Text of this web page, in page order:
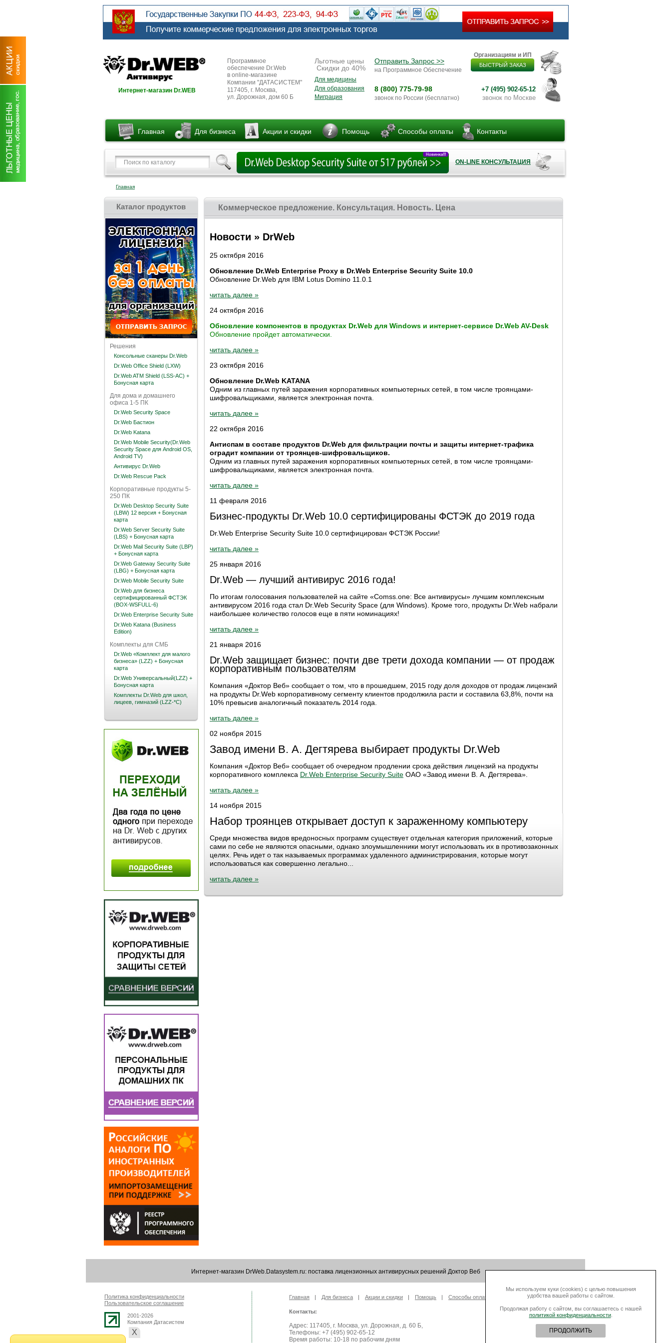
Интернет-магазин Dr.WEB
Программное
обеспечение Dr.Web
в online-магазине
Льготные цены
Скидки до 40%
Для медицины
Отправить Запрос >>
на Программное Обеспечение
Компании "ДАТАСИСТЕМ"
Для образования
117405, г. Москва,
Миграция
8 (800) 775-79-98
звонок по России (бесплатно)
ул. Дорожная, дом 60 Б
Организациям и ИП
БЫСТРЫЙ ЗАКАЗ
+7 (495) 902-65-12
звонок по Москве
Главная Для бизнеса Акции и скидки Помощь Способы оплаты Контакты
ON-LINE КОНСУЛЬТАЦИЯ
Главная
Каталог продуктов
Решения
Консольные сканеры Dr.Web
Dr.Web Office Shield (LXW)
Dr.Web ATM Shield (LSS-AC) +
Бонусная карта
Для дома и домашнего
офиса 1-5 ПК
Dr.Web Security Space
Dr.Web Бастион
Dr.Web Katana
Dr.Web Mobile Security(Dr.Web
Security Space для Android OS,
Android TV)
Антивирус Dr.Web
Dr.Web Rescue Pack
Корпоративные продукты 5-
250 ПК
Dr.Web Desktop Security Suite
(LBW) 12 версия + Бонусная
карта
Dr.Web Server Security Suite
(LBS) + Бонусная карта
Dr.Web Mail Security Suite (LBP)
+ Бонусная карта
Dr.Web Gateway Security Suite
(LBG) + Бонусная карта
Dr.Web Mobile Security Suite
Dr.Web для бизнеса
сертифицированный ФСТЭК
(BOX-WSFULL-6)
Dr.Web Enterprise Security Suite
Dr.Web Katana (Business
Edition)
Комплекты для СМБ
Dr.Web «Комплект для малого
бизнеса» (LZZ) + Бонусная
карта
Dr.Web Универсальный(LZZ) +
Бонусная карта
Комплекты Dr.Web для школ,
лицеев, гимназий (LZZ-*C)
Коммерческое предложение. Консультация. Новость. Цена
Новости » DrWeb
25 октября 2016
Обновление Dr.Web Enterprise Proxy в Dr.Web Enterprise Security Suite 10.0
Обновление Dr.Web для IBM Lotus Domino 11.0.1
читать далее »
24 октября 2016
Обновление компонентов в продуктах Dr.Web для Windows и интернет-сервисе Dr.Web AV-Desk
Обновление пройдет автоматически.
читать далее »
23 октября 2016
Обновление Dr.Web KATANA
Одним из главных путей заражения корпоративных компьютерных сетей, в том числе троянцами-
шифровальщиками, является электронная почта.
читать далее »
22 октября 2016
Антиспам в составе продуктов Dr.Web для фильтрации почты и защиты интернет-трафика
оградит компании от троянцев-шифровальщиков.
Одним из главных путей заражения корпоративных компьютерных сетей, в том числе троянцами-
шифровальщиками, является электронная почта.
читать далее »
11 февраля 2016
Бизнес-продукты Dr.Web 10.0 сертифицированы ФСТЭК до 2019 года
Dr.Web Enterprise Security Suite 10.0 сертифицирован ФСТЭК России!
читать далее »
25 января 2016
Dr.Web — лучший антивирус 2016 года!
По итогам голосования пользователей на сайте «Comss.one: Все антивирусы» лучшим комплексным
антивирусом 2016 года стал Dr.Web Security Space (для Windows). Кроме того, продукты Dr.Web набрали
наибольшее количество голосов еще в пяти номинациях!
читать далее »
21 января 2016
Dr.Web защищает бизнес: почти две трети дохода компании — от продаж
корпоративным пользователям
Компания «Доктор Веб» сообщает о том, что в прошедшем, 2015 году доля доходов от продаж лицензий
на продукты Dr.Web корпоративному сегменту клиентов продолжила расти и составила 63,8%, почти на
10% превысив аналогичный показатель 2014 года.
читать далее »
02 ноября 2015
Завод имени В. А. Дегтярева выбирает продукты Dr.Web
Компания «Доктор Веб» сообщает об очередном продлении срока действия лицензий на продукты
корпоративного комплекса Dr.Web Enterprise Security Suite ОАО «Завод имени В. А. Дегтярева».
читать далее »
14 ноября 2015
Набор троянцев открывает доступ к зараженному компьютеру
Среди множества видов вредоносных программ существует отдельная категория приложений, которые
сами по себе не являются опасными, однако злоумышленники могут использовать их в противозаконных
целях. Речь идет о так называемых программах удаленного администрирования, которые могут
использоваться как совершенно легально...
читать далее »
Интернет-магазин DrWeb.Datasystem.ru: поставка лицензионных антивирусных решений Доктор Веб
Политика конфиденциальности
Пользовательское соглашение
2001-2026
Компания Датасистем
Главная Для бизнеса Акции и скидки Помощь Способы оплаты
Контакты:
Адрес: 117405, г. Москва, ул. Дорожная, д. 60 Б,
Телефоны: +7 (495) 902-65-12
Время работы: 10-18 по рабочим дням
Х
Мы используем куки (cookies) с целью повышения
удобства вашей работы с сайтом.
Продолжая работу с сайтом, вы соглашаетесь с нашей
политикой конфиденциальности.
ПРОДОЛЖИТЬ